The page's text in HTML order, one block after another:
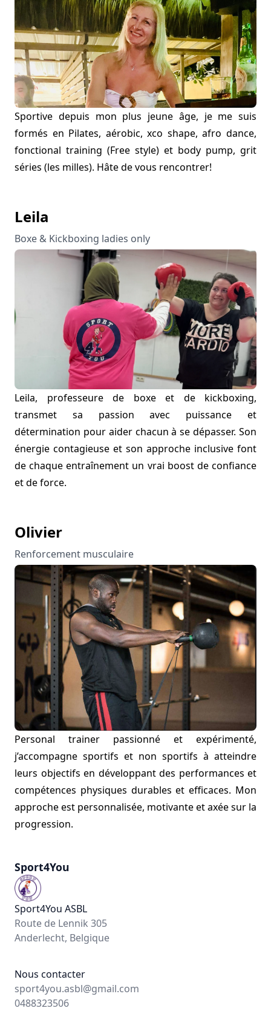
Sportive depuis mon plus jeune âge, je me suis
formés en Pilates, aérobic, xco shape, afro dance,
fonctional training (Free style) et body pump, grit
séries (les milles). Hâte de vous rencontrer!
Leila
Boxe & Kickboxing ladies only
Leila, professeure de boxe et de kickboxing,
transmet sa passion avec puissance et
détermination pour aider chacun à se dépasser. Son
énergie contagieuse et son approche inclusive font
de chaque entraînement un vrai boost de confiance
et de force.
Olivier
Renforcement musculaire
Personal trainer passionné et expérimenté,
j’accompagne sportifs et non sportifs à atteindre
leurs objectifs en développant des performances et
compétences physiques durables et efficaces. Mon
approche est personnalisée, motivante et axée sur la
progression.
Sport4You
Sport4You ASBL
Route de Lennik 305
Anderlecht, Belgique
Nous contacter
sport4you.asbl@gmail.com
0488323506